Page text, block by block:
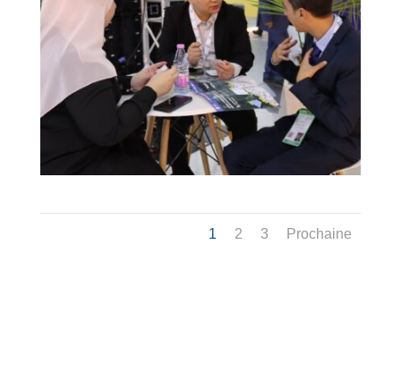
1 2 3 Prochaine